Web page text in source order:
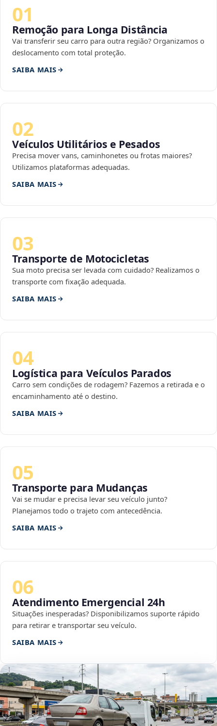
01
Remoção para Longa Distância
Vai transferir seu carro para outra região? Organizamos o
deslocamento com total proteção.
SAIBA MAIS
02
Veículos Utilitários e Pesados
Precisa mover vans, caminhonetes ou frotas maiores?
Utilizamos plataformas adequadas.
SAIBA MAIS
03
Transporte de Motocicletas
Sua moto precisa ser levada com cuidado? Realizamos o
transporte com fixação adequada.
SAIBA MAIS
04
Logística para Veículos Parados
Carro sem condições de rodagem? Fazemos a retirada e o
encaminhamento até o destino.
SAIBA MAIS
05
Transporte para Mudanças
Vai se mudar e precisa levar seu veículo junto?
Planejamos todo o trajeto com antecedência.
SAIBA MAIS
06
Atendimento Emergencial 24h
Situações inesperadas? Disponibilizamos suporte rápido
para retirar e transportar seu veículo.
SAIBA MAIS